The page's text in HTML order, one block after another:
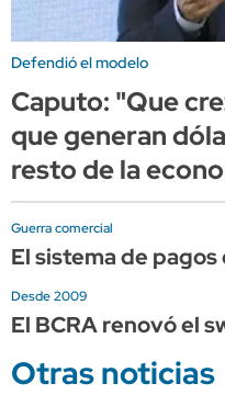
Defendió el modelo
Caputo: "Que
que generan
resto de la
Guerra comercial
El sistema de
Desde 2009
El BCRA renovó el
Otras noticias